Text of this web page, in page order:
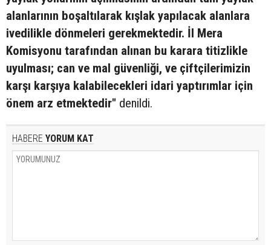
alanlarının boşaltılarak kışlak yapılacak alanlara
ivedilikle dönmeleri gerekmektedir. İl Mera
Komisyonu tarafından alınan bu karara titizlikle
uyulması; can ve mal güvenliği, ve çiftçilerimizin
karşı karşıya kalabilecekleri idari yaptırımlar için
önem arz etmektedir" denildi.
HABERE YORUM KAT